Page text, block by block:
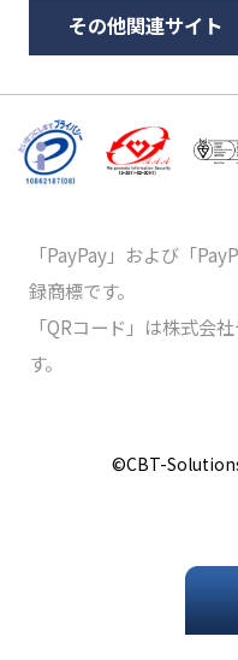
その他関連サイト
「PayPay」および「
録商標です。
「QRコード」は株式会
す。
©️CBT-